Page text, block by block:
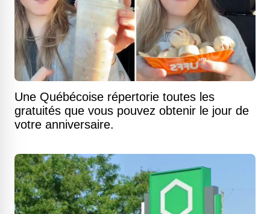
Une Québécoise répertorie toutes les
gratuités que vous pouvez obtenir le jour de
votre anniversaire.